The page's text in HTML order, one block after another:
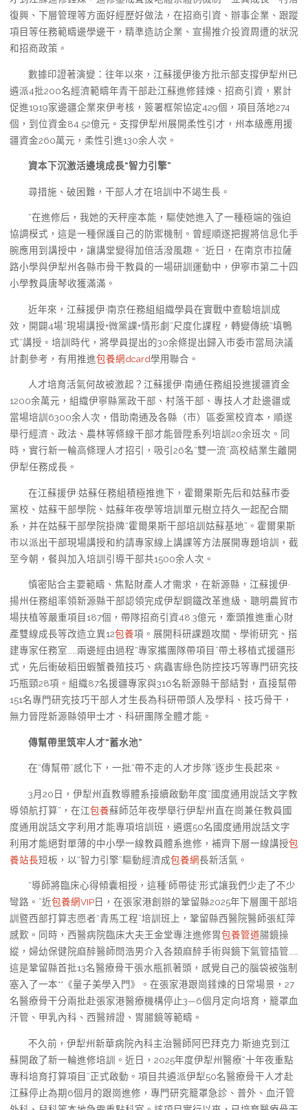
復興、下層管理等方面好經歷好做法，在招商引資、辦事企業、跟蹤
項目等任務範疇邊學邊干，精準造訪企業、宣揚推介投資周遭的狀況
和招商政策。
數據印證著演變：往年以來，江蘇援伊後方批示部支撐伊犁州已
遴派4批200名經濟範疇年青干部赴江蘇進修錘煉、招商引資，累計
促進1919家邊疆企業來伊考核，簽署框架協定429個，項目落地274
個，到位資金84.52億元。支撐伊犁州展開柔性引才，州本級應用援
疆資金260萬元，柔性引進130余人次。
資本下沉激活邊境成長“智力引擎”
尋措施、破困難，干部人才在培訓中不竭生長。
“在進修后，我她的天秤座本能，驅使她進入了一種極端的強迫
協調模式，這是一種保護自己的防禦機制。曾經順遂把握將信息化手
腕應用到講授中，讓講堂變得加倍活潑風趣。”近日，在南京市拉薩
路小學與伊犁州各縣市骨干教員的一場研訓運動中，伊寧市第二十四
小學教員唐琴收獲滿滿。
近年來，江蘇援伊·南京任務組組織學員在實戰中查驗培訓成
效，開闢4場“現場講授+微黨課+情形劇”尺度化課程，轉變傳統“填鴨
式”講授。培訓時代，將學員提出的30余條提出歸入市委市當局決議
計劃參考，有用推進包養網dcard學用聯合。
人才培育活氣何故被激起？江蘇援伊·南通任務組投進援疆資金
1200余萬元，組織伊寧縣黨政干部、村落干部、專技人才赴邊疆或
當場培訓6300余人次，借助南通及各縣（市）區委黨校資本，順遂
舉行經濟、政法、農林等條線干部才能晉陞系列培訓20余班次。同
時，實行新一輪高條理人才招引，吸引26名“雙一流”高校結業生離開
伊犁任務成長。
在江蘇援伊·姑蘇任務組積極推進下，霍爾果斯先后和姑蘇市委
黨校、姑蘇干部學院、姑蘇年夜學等培訓單元樹立持久一起配合關
系，并在姑蘇干部學院掛牌“霍爾果斯干部培訓姑蘇基地”。霍爾果斯
市以派出干部現場講授和約請專家線上講課等方法展開專題培訓，截
至今朝，餐與加入培訓引導干部共1500余人次。
慎密貼合主要範疇、焦點財產人才需求，在新源縣，江蘇援伊·
揚州任務組率領新源縣干部認領完成伊犁鋼鐵改革進級、聰明農貿市
場扶植等嚴重項目187個，帶隊招商引資48.3億元，牽頭推進重心財
產雙線成長等改造立異12包養項。展開科研課題攻關、學術研究、搭
建專家任務室……兩邊經由過程“專家攜團隊帶項目”帶土移植式援疆形
式，先后衝破稻田蝦蟹養殖技巧、病蟲害綠色防控技巧等專門研究技
巧瓶頸28項。組織87名援疆專家與316名新源縣干部結對，直接幫帶
151名專門研究技巧干部人才生長為科研帶頭人及學科、技巧骨干，
無力晉陞新源縣領甲士才、科研團隊全體才能。
傳幫帶里筑牢人才“蓄水池”
在“傳幫帶”感化下，一批“帶不走的人才步隊”逐步生長起來。
3月20日，伊犁州直教導體系接續啟動年度“國度通用說話文字教
導領航打算”，在江包養蘇師范年夜學舉行伊犁州直在崗兼任教員國
度通用說話文字利用才能專項培訓班，遴選50名國度通用說話文字
利用才能絕對單薄的中小學一線教員體系進修，補齊下層一線講授包
養站長短板，以“智力引擎”驅動經濟成包養網長新活氣。
“導師將臨床心得傾囊相授，這種‘師帶徒’形式讓我們少走了不少
彎路。”近包養網VIP日，在張家港創辦的鞏留縣2025年下層團干部培
訓暨西部打算志愿者“青馬工程”培訓班上，鞏留縣西醫院醫師張紅萍
感歎。同時，西醫病院臨床大夫王金堂專注進修胃包養管道腸鏡操
縱，婦幼保健院麻醉醫師閆浩男介入各類麻醉手術與鏡下氣管插管……
這是鞏留縣首批13名醫療骨干張水瓶抓著頭，感覺自己的腦袋被強制
塞入了一本**《量子美學入門》。在張家港跟崗錘煉的日常場景，27
名醫療骨干分兩批赴張家港醫療機構停止3—6個月定向培育，籠罩血
汗管、甲乳內科、西醫辨證、胃腸鏡等範疇。
不久前，伊犁州新華病院內科主治醫師阿巴拜克力·斯迪克到江
蘇開啟了新一輪進修培訓。近日，2025年度伊犁州醫療“十年夜重點
專科培育打算項目”正式啟動。項目共遴派伊犁50名醫療骨干人才赴
江蘇停止為期6個月的跟崗進修，專門研究籠罩急診、普外、血汗管